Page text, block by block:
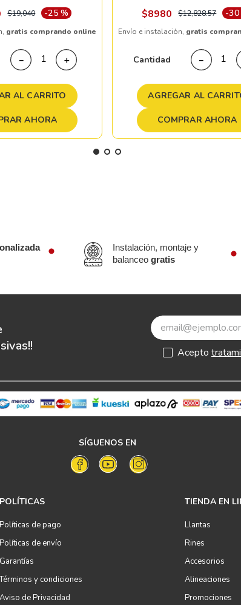
$19,040 -25 %
gratis comprando online
＋
－
AL CARRITO
AHORA
$8980 $12,828.57 -30
Envío e instalación, gratis
Cantidad －
AGREGAR AL
COMPRAR AHORA
Instalación, montaje y
balanceogratis
Acepto
SÍGUENOS EN
POLÍTICAS
Políticas de pago
Políticas de envío
Garantías
y condiciones
Aviso de Privacidad
TIENDA EN
Llantas
Rines
Accesorios
Alineaciones
Promociones